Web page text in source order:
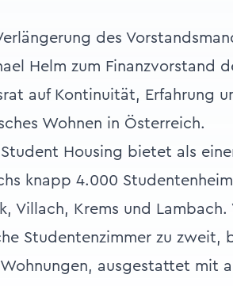
des
Helm zum Finanzvorstand
auf Kontinuität, Erfahrung
Wohnen in Österreich.
Student Housing bietet als
knapp 4.000
Villach, Krems und
Studentenzimmer zu zweit,
Wohnungen, ausgestattet mit